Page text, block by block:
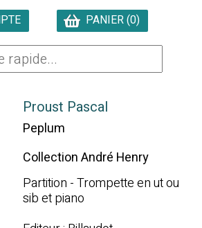
PANIER (0)
Proust Pascal
Peplum
Collection André Henry
Partition - Trompette en ut ou
sib et piano